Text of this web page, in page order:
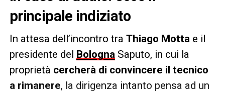
principale indiziato
In attesa dell’incontro tra Thiago Motta e il
presidente del Bologna Saputo, in cui la
proprietà cercherà di convincere il tecnico
a rimanere, la dirigenza intanto pensa ad un